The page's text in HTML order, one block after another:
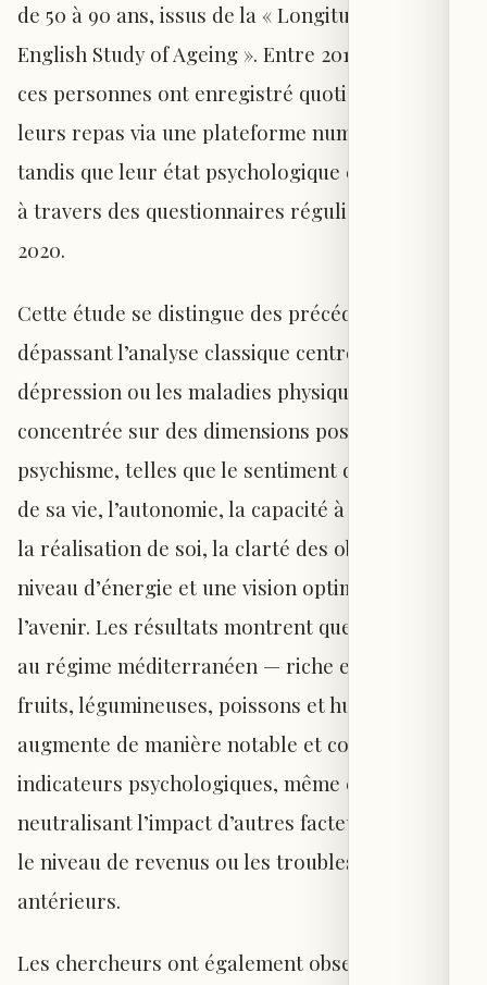
de 50 à 90 ans, issus de la « Longitudinal
English Study of Ageing ». Entre 2018 et 2019,
ces personnes ont enregistré quotidiennement
leurs repas via une plateforme numérique,
tandis que leur état psychologique était évalué
à travers des questionnaires réguliers jusqu’en
2020.
Cette étude se distingue des précédentes en
dépassant l’analyse classique centrée sur la
dépression ou les maladies physiques. Elle s’est
concentrée sur des dimensions positives du
psychisme, telles que le sentiment de maîtrise
de sa vie, l’autonomie, la capacité à s’épanouir,
la réalisation de soi, la clarté des objectifs, le
niveau d’énergie et une vision optimiste de
l’avenir. Les résultats montrent que l’adhésion
au régime méditerranéen — riche en légumes,
fruits, légumineuses, poissons et huile d’olive —
augmente de manière notable et constante ces
indicateurs psychologiques, même en
neutralisant l’impact d’autres facteurs comme
le niveau de revenus ou les troubles psychiques
antérieurs.
Les chercheurs ont également observé que